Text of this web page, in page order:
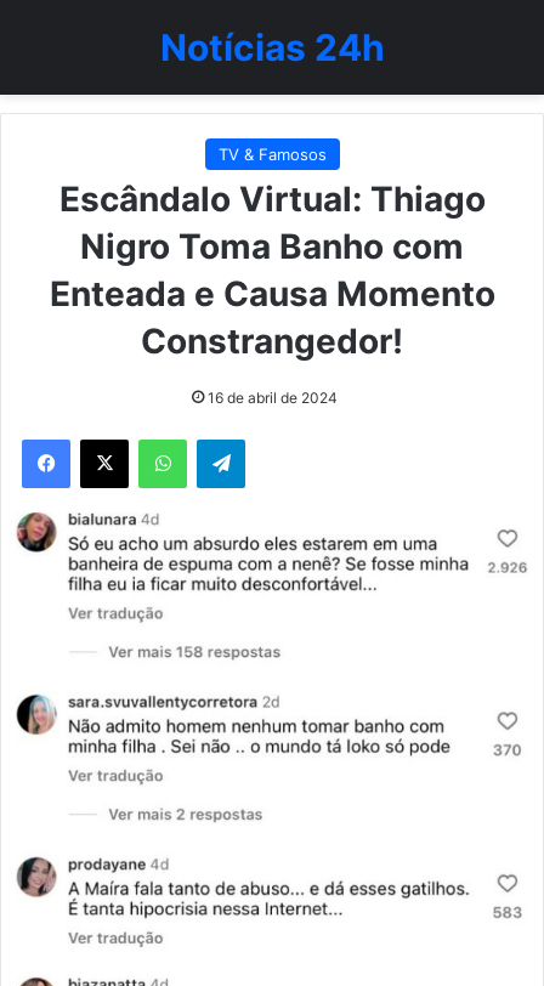
Notícias 24h
TV & Famosos
Escândalo Virtual: Thiago
Nigro Toma Banho com
Enteada e Causa Momento
Constrangedor!
16 de abril de 2024
WhatsAppTelegram